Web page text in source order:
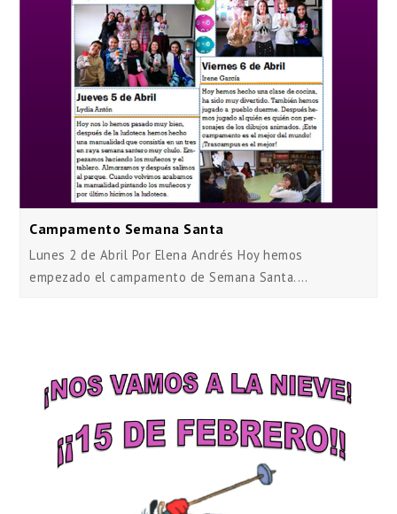
Campamento Semana Santa
Lunes 2 de Abril Por Elena Andrés Hoy hemos
empezado el campamento de Semana Santa.…